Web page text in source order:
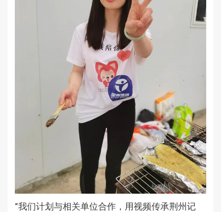
“我们计划与相关单位合作，用视频传承荆州记